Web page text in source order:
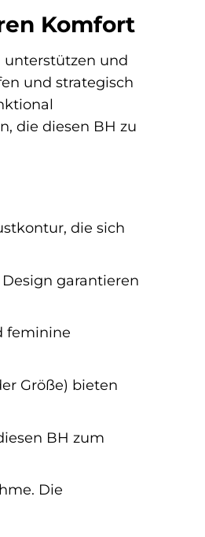
Komfort
unterstützen und
und strategisch
die diesen BH zu
die sich
garantieren
feminine
Größe) bieten
BH zum
Die